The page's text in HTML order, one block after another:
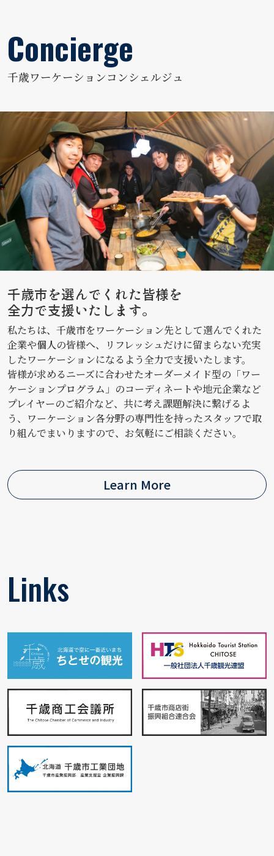
千歳ワーケーションコンシェルジュ
千歳市を選んでくれた皆様を
全力で支援いたします。
私たちは、千歳市をワーケーション先として選んでくれた
企業や個人の皆様へ、リフレッシュだけに留まらない充実
したワーケーションになるよう全力で支援いたします。
皆様が求めるニーズに合わせたオーダーメイド型の「ワー
ケーションプログラム」のコーディネートや地元企業など
プレイヤーのご紹介など、共に考え課題解決に繋げるよ
う、ワーケーション各分野の専門性を持ったスタッフで取
り組んでまいりますので、お気軽にご相談ください。
Learn More
Links